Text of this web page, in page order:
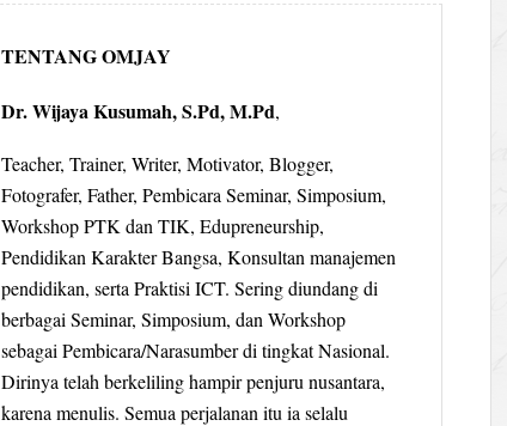
TENTANG OMJAY
Dr. Wijaya Kusumah, S.Pd, M.Pd,
Teacher, Trainer, Writer, Motivator, Blogger,
Fotografer, Father, Pembicara Seminar, Simposium,
Workshop PTK dan TIK, Edupreneurship,
Pendidikan Karakter Bangsa, Konsultan manajemen
pendidikan, serta Praktisi ICT. Sering diundang di
berbagai Seminar, Simposium, dan Workshop
sebagai Pembicara/Narasumber di tingkat Nasional.
Dirinya telah berkeliling hampir penjuru nusantara,
karena menulis. Semua perjalanan itu ia selalu